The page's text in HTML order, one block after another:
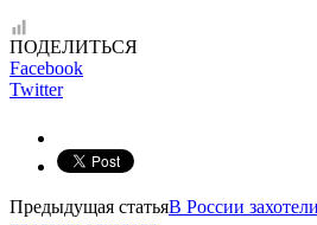
ПОДЕЛИТЬСЯ
Facebook
Twitter
Предыдущая статьяВ России